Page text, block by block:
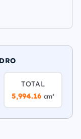
TOTAL
5,994.16cm²